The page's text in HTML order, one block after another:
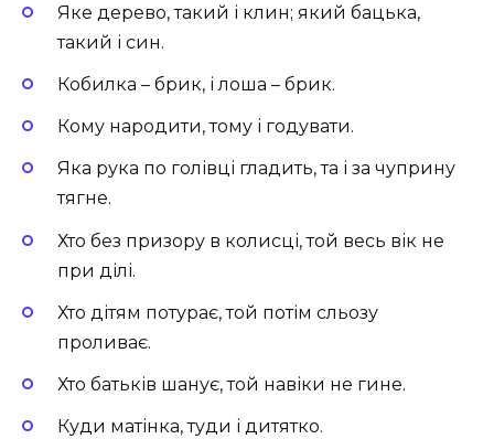
Яке дерево, такий і клин; який бацька,
такий і син.
Кобилка – брик, і лоша – брик.
Кому народити, тому і годувати.
Яка рука по голівці гладить, та і за чуприну
тягне.
Хто без призору в колисці, той весь вік не
при ділі.
Хто дітям потурає, той потім сльозу
проливає.
Хто батьків шанує, той навіки не гине.
Куди матінка, туди і дитятко.